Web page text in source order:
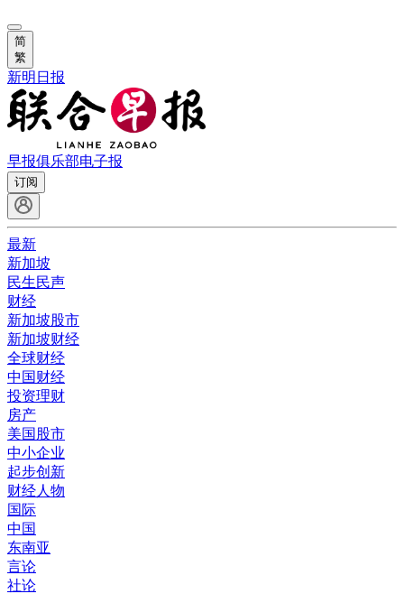
简
繁
新明日报
早报俱乐部电子报
订阅
最新
新加坡
民生民声
财经
新加坡股市
新加坡财经
全球财经
中国财经
投资理财
房产
美国股市
中小企业
起步创新
财经人物
国际
中国
东南亚
言论
社论